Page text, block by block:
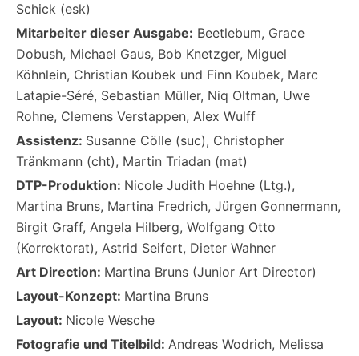
Schick (esk)
Mitarbeiter dieser Ausgabe: Beetlebum, Grace
Dobush, Michael Gaus, Bob Knetzger, Miguel
Köhnlein, Christian Koubek und Finn Koubek, Marc
Latapie-Séré, Sebastian Müller, Niq Oltman, Uwe
Rohne, Clemens Verstappen, Alex Wulff
Assistenz: Susanne Cölle (suc), Christopher
Tränkmann (cht), Martin Triadan (mat)
DTP-Produktion: Nicole Judith Hoehne (Ltg.),
Martina Bruns, Martina Fredrich, Jürgen Gonnermann,
Birgit Graff, Angela Hilberg, Wolfgang Otto
(Korrektorat), Astrid Seifert, Dieter Wahner
Art Direction: Martina Bruns (Junior Art Director)
Layout-Konzept: Martina Bruns
Layout: Nicole Wesche
Fotografie und Titelbild: Andreas Wodrich, Melissa